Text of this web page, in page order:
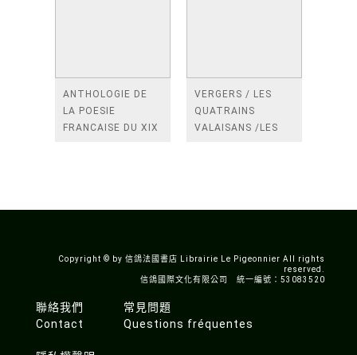
ANTHOLOGIE DE
LA POESIE
FRANCAISE DU XIX
VERGERS / LES
QUATRAINS
VALAISANS /LES
Copyright © by 信鴿法國書店 Librairie Le Pigeonnier All rights
reserved.
信鴿國際文化有限公司 統一編號：53083520
聯絡我們
Contact
常見問題
Questions fréquentes